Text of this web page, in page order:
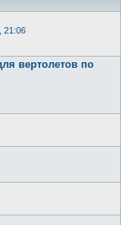
21:06
вертолетов по